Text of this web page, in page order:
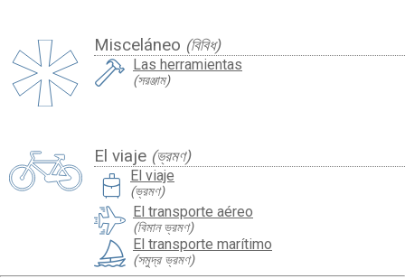
Misceláneo (বিবিধ)
Las herramientas
(সরঞ্জাম)
El viaje (ভ্রমণ)
travel_luggage_and_bags El viaje
(ভ্রমণ)
El transporte aéreo
(বিমান ভ্রমণ)
El transporte marítimo
(সমুদ্র ভ্রমণ)